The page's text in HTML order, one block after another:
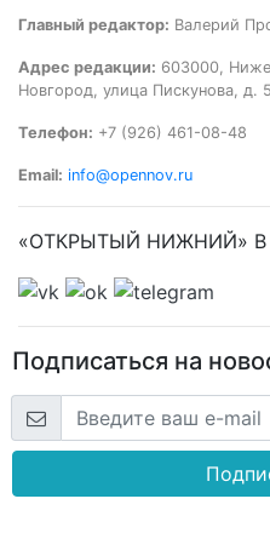
Главный редактор: Валерий
Адрес редакции: 603000,
Новгород, улица Пискунова,
Телефон: +7 (926) 461-08-48
Email: info@opennov.ru
«ОТКРЫТЫЙ НИЖНИЙ»
Подписаться на